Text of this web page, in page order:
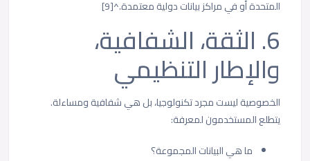
المتحدة أو في مراكز بيانات دولية معتمدة.^[9]
6. الثقة، الشفافية،
والإطار التنظيمي
الخصوصية ليست مجرد تكنولوجيا، بل هي شفافية ومساءلة.
يتطلع المستخدمون لمعرفة:
ما هي البيانات المجموعة؟